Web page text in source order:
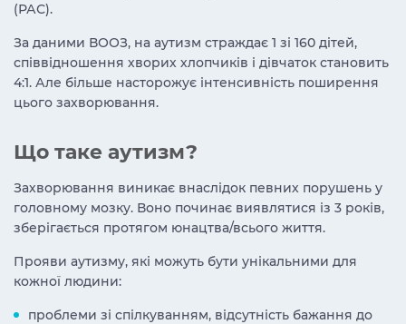
(РАС).
За даними ВООЗ, на аутизм страждає 1 зі 160 дітей,
співвідношення хворих хлопчиків і дівчаток становить
4:1. Але більше насторожує інтенсивність поширення
цього захворювання.
Що таке аутизм?
Захворювання виникає внаслідок певних порушень у
головному мозку. Воно починає виявлятися із 3 років,
зберігається протягом юнацтва/всього життя.
Прояви аутизму, які можуть бути унікальними для
кожної людини:
проблеми зі спілкуванням, відсутність бажання до